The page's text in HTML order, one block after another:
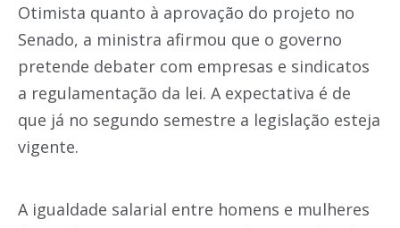
Otimista quanto à aprovação do projeto no
Senado, a ministra afirmou que o governo
pretende debater com empresas e sindicatos
a regulamentação da lei. A expectativa é de
que já no segundo semestre a legislação esteja
vigente.
A igualdade salarial entre homens e mulheres